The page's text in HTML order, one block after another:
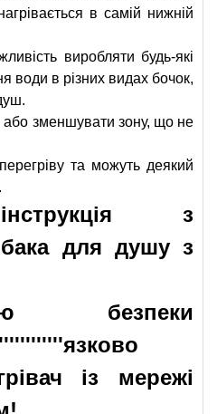
в самій нижній
виробляти будь-які
води в різних видах бочок,
зменшувати зону, що не
та можуть деякий
з
для душу з
безпеки
із мережі